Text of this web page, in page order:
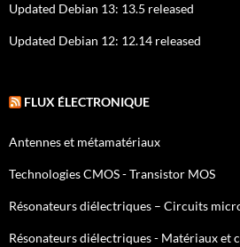
Updated Debian 13: 13.5 released
Updated Debian 12: 12.14 released
FLUX ÉLECTRONIQUE
Antennes et métamatériaux
Technologies CMOS - Transistor MOS
Résonateurs diélectriques – Circuits
Résonateurs diélectriques - Matériaux et